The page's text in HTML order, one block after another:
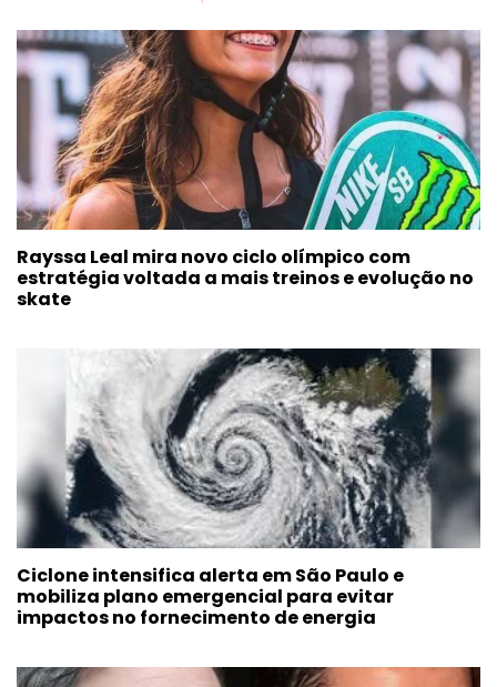
Rayssa Leal mira novo ciclo olímpico com
estratégia voltada a mais treinos e evolução no
skate
Ciclone intensifica alerta em São Paulo e
mobiliza plano emergencial para evitar
impactos no fornecimento de energia